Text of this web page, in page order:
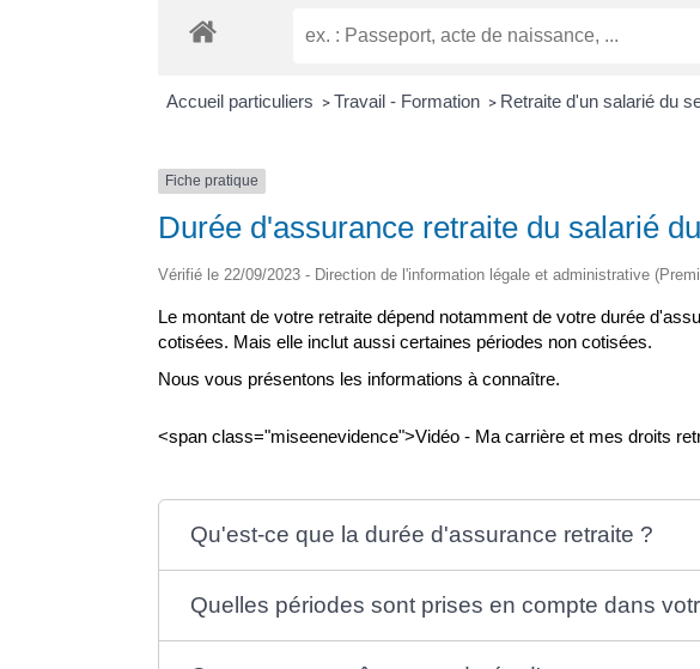
Accueil particuliers > Travail - Formation > Retraite d'un salarié du
Fiche pratique
Durée d'assurance retraite du salarié
Vérifié le 22/09/2023 - Direction de l'information légale et administrative
Le montant de votre retraite dépend notamment de votre durée
cotisées. Mais elle inclut aussi certaines périodes non cotisées.
Nous vous présentons les informations à connaître.
<span class="miseenevidence">Vidéo - Ma carrière et mes droits
Qu'est-ce que la durée d'assurance retraite ?
Quelles périodes sont prises en compte dans